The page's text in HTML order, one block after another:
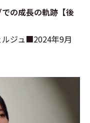
の成長の軌跡【後
ルジュ■2024年9月